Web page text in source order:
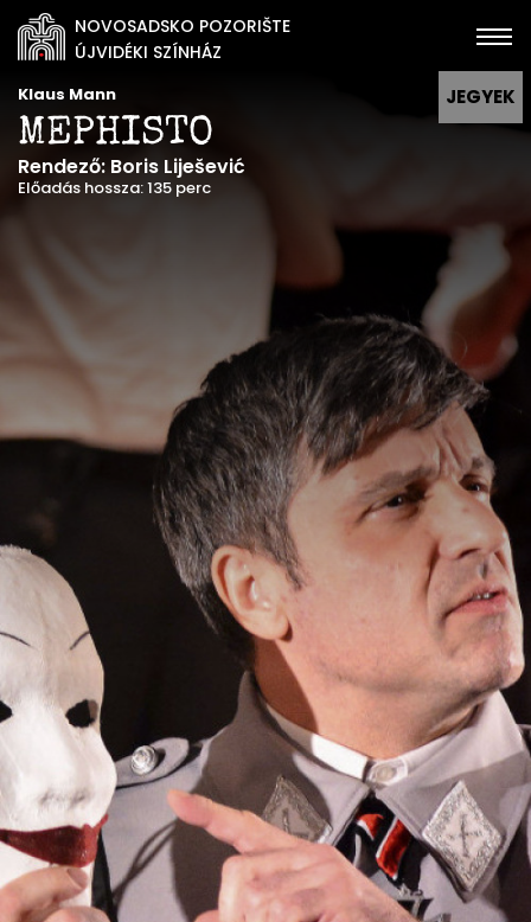
NOVOSADSKO POZORIŠTE
ÚJVIDÉKI SZÍNHÁZ
JEGYEK
Klaus Mann
MEPHISTO
Rendező: Boris Liješević
Előadás hossza: 135 perc